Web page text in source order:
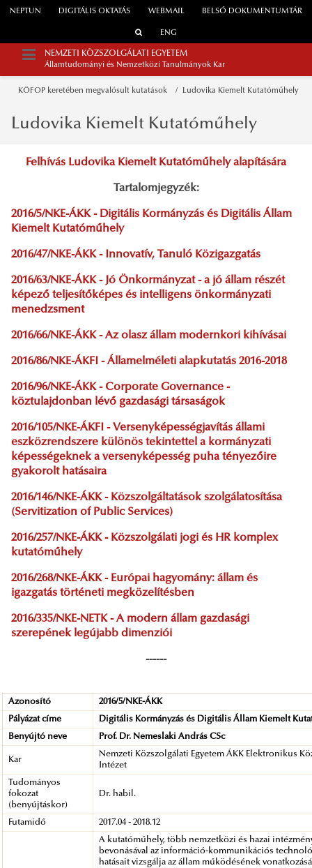
WEBMAIL
NEPTUN DIGITÁLIS OKTATÁS BELSŐ DOKUMENTUMTÁR
ENG
NEMZETI KÖZSZOLGÁLATI EGYETEM
Államtudományi és Nemzetközi Tanulmányok Kar
KÖFOP keretében megvalósult kutatások Ludovika Kiemelt Kutatóműhely
Ludovika Kiemelt Kutatóműhely
Felhívás Ludovika Kiemelt Kutatóműhely alapítására
Tartalomjegyzék:
2016/5/NKE-ÁKK - Digitális Kormányzás és Digitális Állam
Kiemelt Kutatóműhely
2016/47/NKE-ÁKK - Innovatív, Tanuló Közigazgatás
2016/63/NKE-ÁKK - Jó Önkormányzat - a jó állam részét
képező teljesítőképes és intelligens önkormányzati
menedzsment
2016/66/NKE-ÁKK - Az olasz állam modernkori kihívásai
2016/86/NKE-ÁKFI - Államelméleti alapkutatás 2016-2018
2016/96/NKE-ÁKK - Corporate Governance -
köztulajdonban lévő gazdasági társaságok
2016/105/NKE-ÁKFI - Versenyképességjavítás állami
eszközrendszere különös tekintettel a kormányzati
képességeknek a versenyképesség puha tényezőire
gyakorolt hatásaira
2016/146/NKE-ÁKK - Közszolgáltatások szolgálatosítása
(Servitization of Public Services)
2016/257/NKE-ÁKK - Közszolgálati jogi és HR komplex
kutatóműhely
2016/268/NKE-ÁKK - Európai hagyomány: állam és
igazgatás történeti megközelítésben
2016/335/NKE-NETK - A modern állam gazdasági
szerepének legújabb dimenziói
------
Azonosító 2016/5/NKE-ÁKK
Pályázat címe Digitális Kormányzás és Digitális Állam Kiemelt
Benyújtó neve Prof. Dr. Nemeslaki András CSc
Kar
Nemzeti Közszolgálati Egyetem ÁKK Elektronikus
Intézet
Tudományos
fokozat
(benyújtáskor)
Dr. habil.
Futamidő 2017.04 - 2018.12
A kutatóműhely, több nemzetközi és hazai
bevonásával az információ-kommunikációs
hatásait vizsgálja az állam működésének